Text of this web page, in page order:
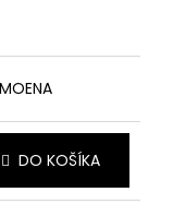
DO KOŠÍKA